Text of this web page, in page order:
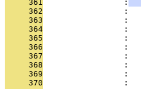
     361
                 :
     362
:
     363
:
     364
:
     365
:
     366
:
     367
:
     368
:
     369
:
     370
: